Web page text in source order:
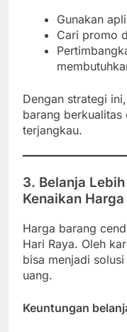
Gunakan
Cari promo
Dengan strategi
barang
terjangkau.
3. Belanja
Kenaikan Harga
Harga barang
Hari Raya. Oleh
bisa menjadi
uang.
Keuntungan